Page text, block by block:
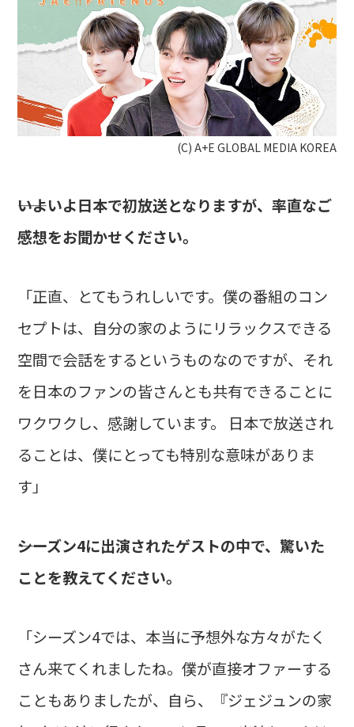
(C) A+E GLOBAL MEDIA KOREA
――いよいよ日本で初放送となりますが、率直なご
感想をお聞かせください。
「正直、とてもうれしいです。僕の番組のコン
セプトは、自分の家のようにリラックスできる
空間で会話をするというものなのですが、それ
を日本のファンの皆さんとも共有できることに
ワクワクし、感謝しています。 日本で放送され
ることは、僕にとっても特別な意味がありま
す」
――シーズン4に出演されたゲストの中で、驚いた
ことを教えてください。
「シーズン4では、本当に予想外な方々がたく
さん来てくれましたね。僕が直接オファーする
こともありましたが、自ら、『ジェジュンの家